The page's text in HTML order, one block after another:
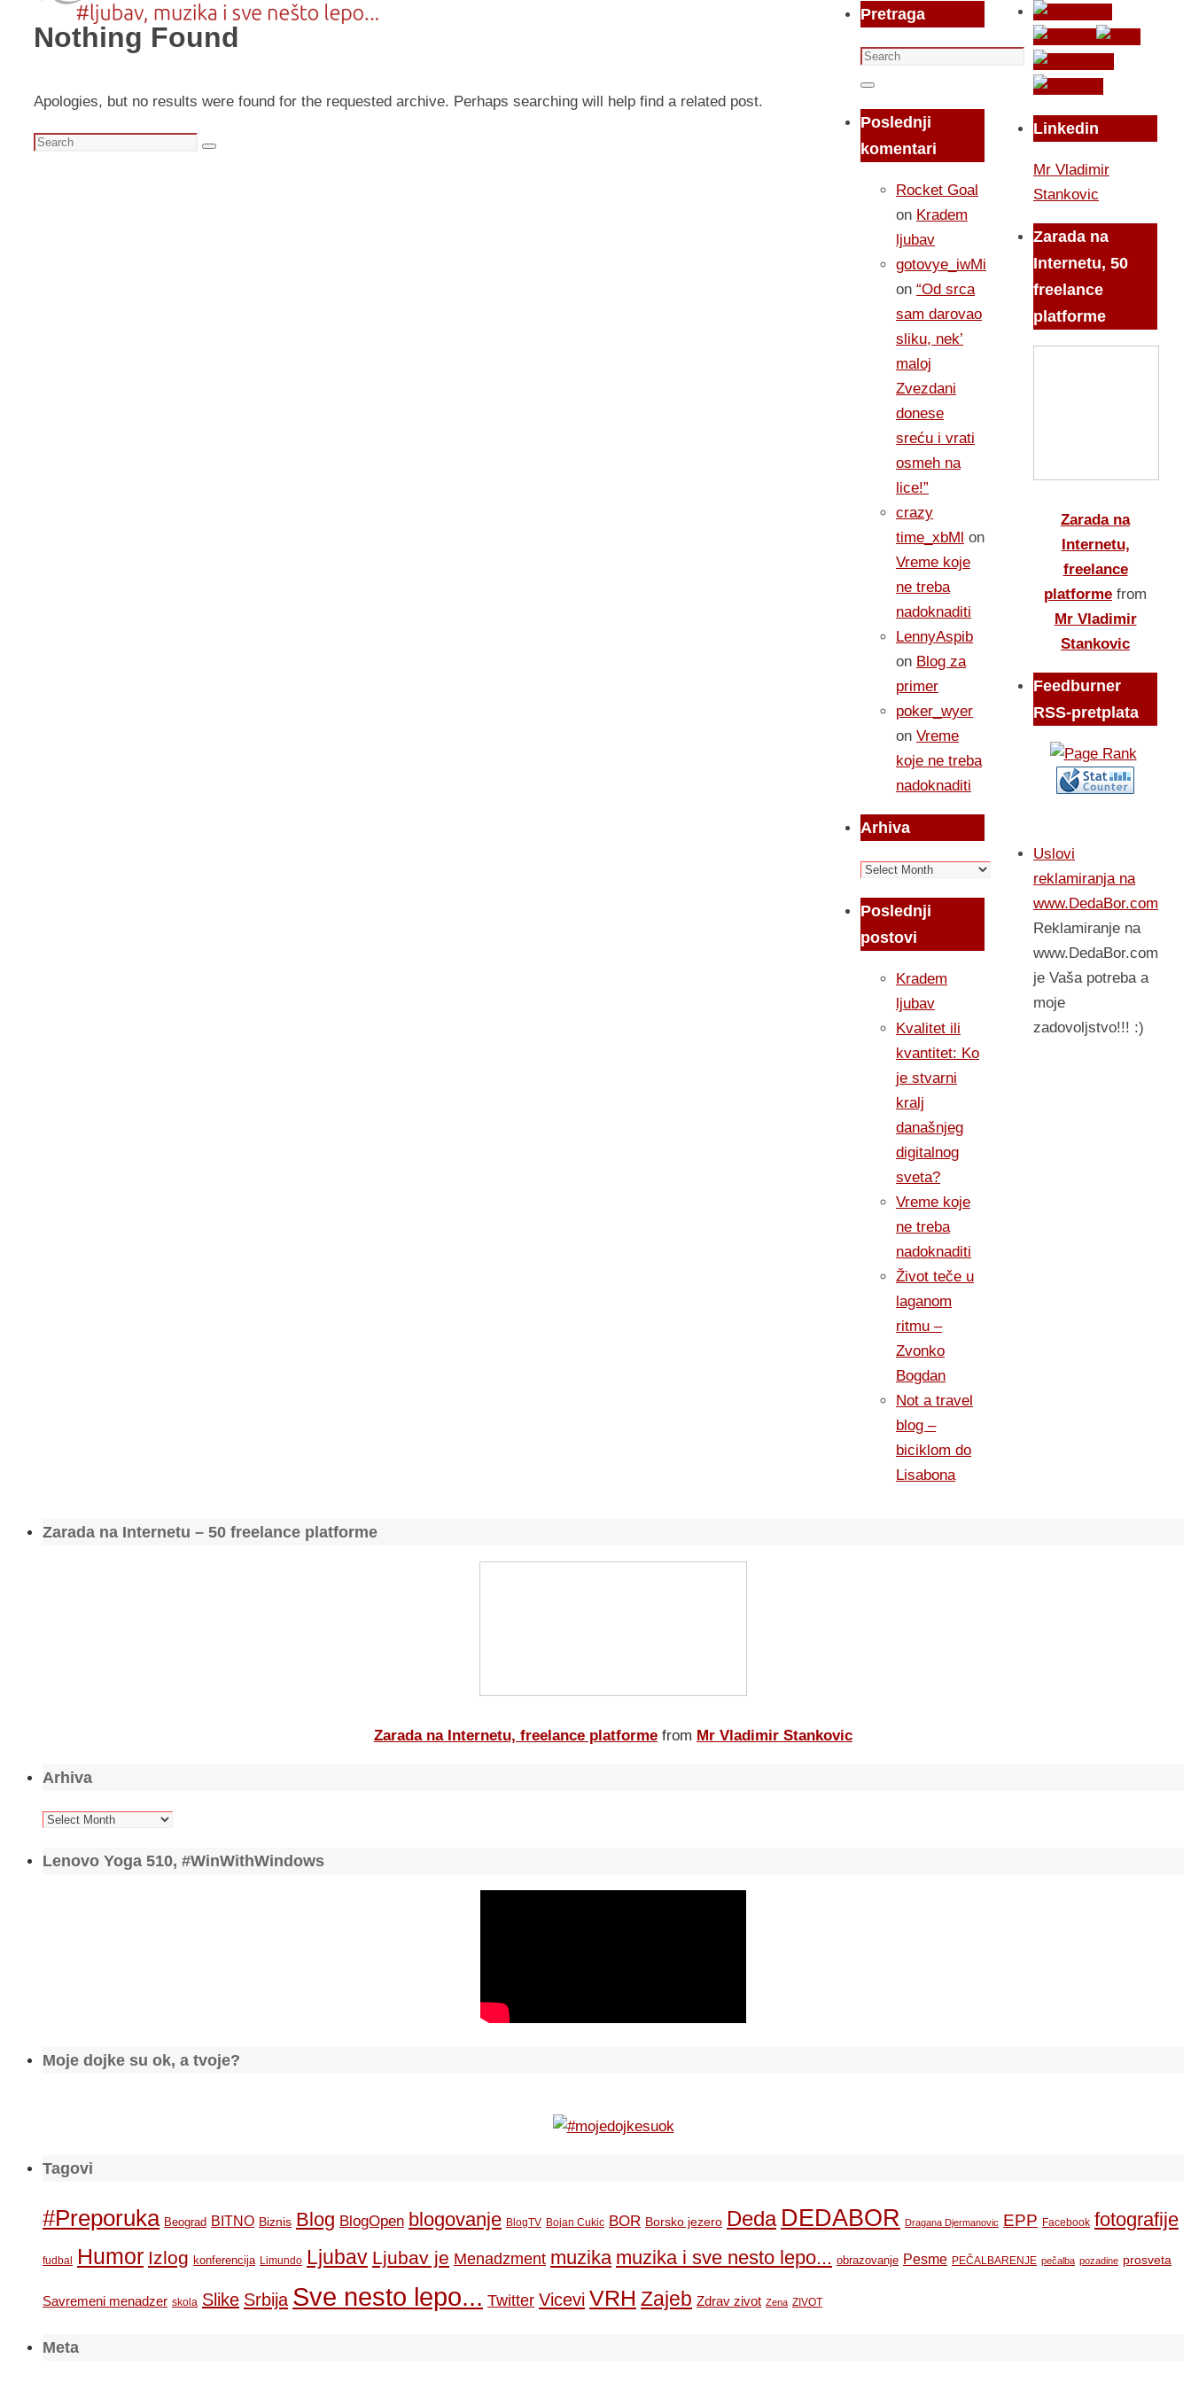
Nothing Found
Apologies, but no results were found for the requested archive. Perhaps searching will help find a related post.
Search
Search
Pretraga
Search
for:
Search
Poslednji
komentari
Rocket Goal
on Kradem
ljubav
gotovye_iwMi
on “Od srca
sam darovao
sliku, nek’
maloj
Zvezdani
donese
sreću i vrati
osmeh na
lice!”
crazy
time_xbMl on
Vreme koje
ne treba
nadoknaditi
LennyAspib
on Blog za
primer
poker_wyer
on Vreme
koje ne treba
nadoknaditi
Arhiva
Arhiva
Poslednji
postovi
Kradem
ljubav
Kvalitet ili
kvantitet: Ko
je stvarni
kralj
današnjeg
digitalnog
sveta?
Vreme koje
ne treba
nadoknaditi
Život teče u
laganom
ritmu –
Zvonko
Bogdan
Not a travel
blog –
biciklom do
Lisabona
Linkedin
Mr Vladimir
Stankovic
Zarada na
Internetu, 50
freelance
platforme
Zarada na
Internetu,
freelance
platforme from
Mr Vladimir
Stankovic
Feedburner
RSS-pretplata
Uslovi
reklamiranja na
www.DedaBor.com
Reklamiranje na
www.DedaBor.com
je Vaša potreba a
moje
zadovoljstvo!!! :)
Zarada na Internetu – 50 freelance platforme
Zarada na Internetu, freelance platforme from Mr Vladimir Stankovic
Arhiva
Arhiva
Lenovo Yoga 510, #WinWithWindows
Moje dojke su ok, a tvoje?
Tagovi
#Preporuka Beograd BITNO Biznis Blog BlogOpen blogovanje BlogTV Bojan Cukic BOR Borsko jezero Deda DEDABOR Dragana Djermanovic EPP Facebook fotografije
fudbal Humor Izlog konferencija Limundo Ljubav Ljubav je Menadzment muzika muzika i sve nesto lepo... obrazovanje Pesme PEČALBARENJE pečalba pozadine prosveta
Savremeni menadzer skola Slike Srbija Sve nesto lepo... Twitter Vicevi VRH Zajeb Zdrav zivot Zena ZIVOT
Meta